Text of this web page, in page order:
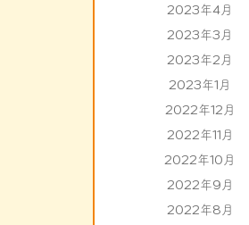
2023年4月
2023年3月
2023年2月
2023年1月
2022年12月
2022年11月
2022年10月
2022年9月
2022年8月